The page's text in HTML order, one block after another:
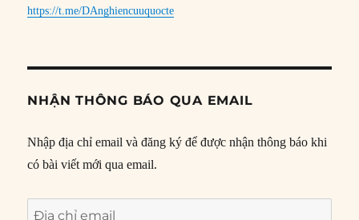
https://t.me/DAnghiencuuquocte
NHẬN THÔNG BÁO QUA EMAIL
Nhập địa chỉ email và đăng ký để được nhận thông báo khi
có bài viết mới qua email.
Địa